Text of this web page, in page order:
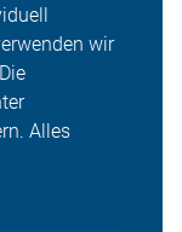
wir
Alles
Punkte in Bezug
welche
sind.
sein,